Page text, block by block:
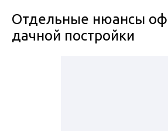
Отдельные нюансы
дачной постройки